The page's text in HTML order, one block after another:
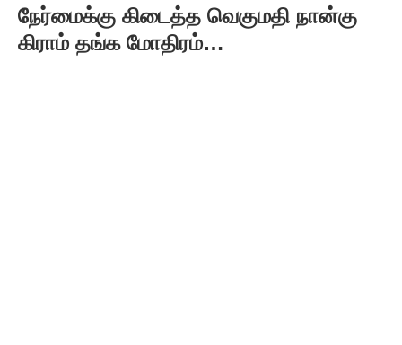
நேர்மைக்கு கிடைத்த வெகுமதி நான்கு
கிராம் தங்க மோதிரம்…